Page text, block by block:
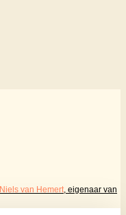
Niels van Hemert, eigenaar van